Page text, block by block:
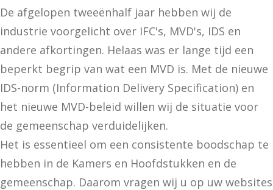
De afgelopen tweeënhalf jaar hebben wij de
industrie voorgelicht over IFC's, MVD's, IDS en
andere afkortingen. Helaas was er lange tijd een
beperkt begrip van wat een MVD is. Met de nieuwe
IDS-norm (Information Delivery Specification) en
het nieuwe MVD-beleid willen wij de situatie voor
de gemeenschap verduidelijken.
Het is essentieel om een consistente boodschap te
hebben in de Kamers en Hoofdstukken en de
gemeenschap. Daarom vragen wij u op uw websites